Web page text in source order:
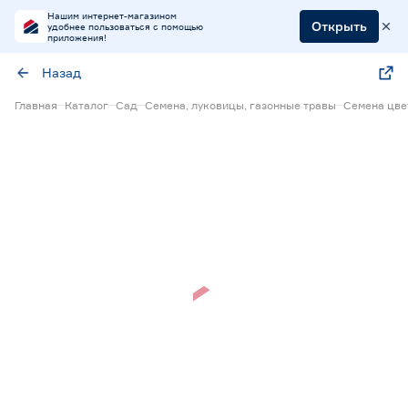
Нашим интернет-магазином
удобнее пользоваться с помощью
приложения!
Открыть
Назад
Главная Каталог Сад Семена, луковицы, газонные травы Семена